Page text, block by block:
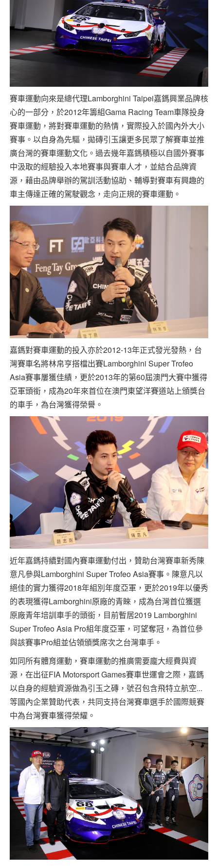
賽車運動向來是總代理Lamborghini Taipei嘉鎷興業品牌核
心的一部分，於2012年籌組Gama Racing Team車隊投身
賽車運動，將對賽車運動的熱情，實際投入於國內外大小
賽事。以自身為先驅，拋磚引玉讓更多民眾了解賽車並推
廣台灣的賽車運動文化。過去幾年嘉鎷積極以自國外賽事
中汲取的經驗投入本地賽事與賽車人才，並結合品牌資
源，藉由品牌舉辦的駕訓活動協助、輔導對賽車有興趣的
車主傳達正確的駕駛觀念，走向正規的賽車運動。
嘉鎷對賽車運動的投入亦於2012-13年正式發光發熱，台
灣賽車名將林帛亨搭檔出賽Lamborghini Super Trofeo
Asia賽事屢獲佳績，更於2013年的第60屆澳門大賽中獲得
亞軍頭銜，成為20年來首位在澳門東望洋賽道站上頒獎台
的車手，為台灣獲得榮譽。
近年嘉鎷持續對國內賽車運動付出，贊助台灣賽車新秀陳
意凡參與Lamborghini Super Trofeo Asia賽事。陳意凡以
絕佳的實力獲得2018年組別年度亞軍，更於2019年以優秀
的表現獲得Lamborghini原廠的青睞，成為台灣首位獲選
原廠青年培訓車手的頭銜，目前暫居2019 Lamborghini
Super Trofeo Asia Pro組年度亞軍，可望奪冠，為首位參
與該賽事Pro組並佔領頒獎席次之台灣車手。
如同所有體育運動，賽車運動的推廣需要龐大經費與資
源，在出征FIA Motorsport Games賽車世運會之際，嘉鎷
以自身的經驗資源做為引玉之磚，號召包含飛特立航空...
等國內企業贊助代表，共同支持台灣賽車選手於國際競賽
中為台灣賽車獲得榮耀。